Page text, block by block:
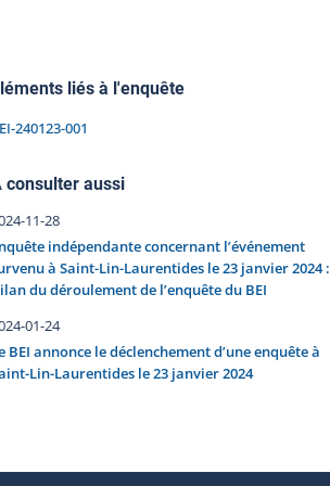
liés à l'enquête
240123-001
consulter aussi
11-28
indépendante concernant l’événement
à Saint-Lin-Laurentides le 23 janvier 2024 :
du déroulement de l’enquête du BEI
01-24
BEI annonce le déclenchement d’une enquête à
Lin-Laurentides le 23 janvier 2024